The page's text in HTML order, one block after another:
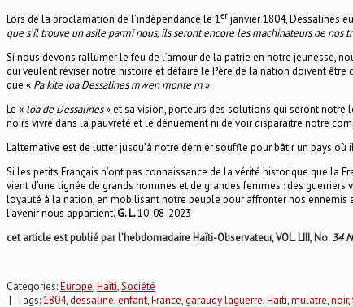
Lors de la proclamation de l’indépendance le 1er janvier 1804, Dessalines
que s’il trouve un asile parmi nous, ils seront encore les machinateurs de nos
Si nous devons rallumer le feu de l’amour de la patrie en notre jeunesse,
qui veulent réviser notre histoire et défaire le Père de la nation doivent
que « Pa kite loa Dessalines mwen monte m».
Le « loa de Dessalines» et sa vision, porteurs des solutions qui seront notre
noirs vivre dans la pauvreté et le dénuement ni de voir disparaitre notre
L’alternative est de lutter jusqu’à notre dernier souffle pour bâtir un pays
Si les petits Français n’ont pas connaissance de la vérité historique que la
vient d’une lignée de grands hommes et de grandes femmes : des
loyauté à la nation, en mobilisant notre peuple pour affronter nos ennemis
l’avenir nous appartient.G. L.10-08-2023
cet article est publié par l’hebdomadaire Haïti-Observateur, VOL. LIII, No.34
Categories:Europe,Haïti,Société
| Tags:1804,dessaline,enfant,France,garaudy laguerre,Haiti,mulatre,noir,